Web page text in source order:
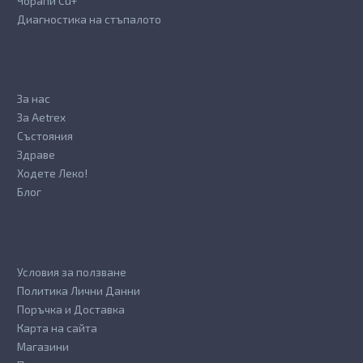
Диагностика на стъпалото
За нас
За Aetrex
Състояния
Здраве
Ходете Леко!
Блог
Условия за ползване
Политика Лични Данни
Поръчка и Доставка
Карта на сайта
Магазини